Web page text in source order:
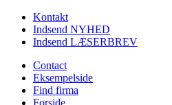
Kontakt
Indsend NYHED
Indsend LÆSERBREV
Contact
Eksempelside
Find firma
Forside